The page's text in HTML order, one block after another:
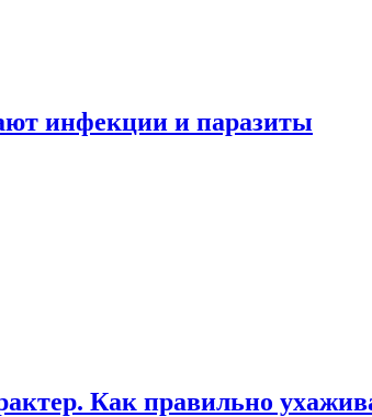
инфекции и паразиты
Как правильно